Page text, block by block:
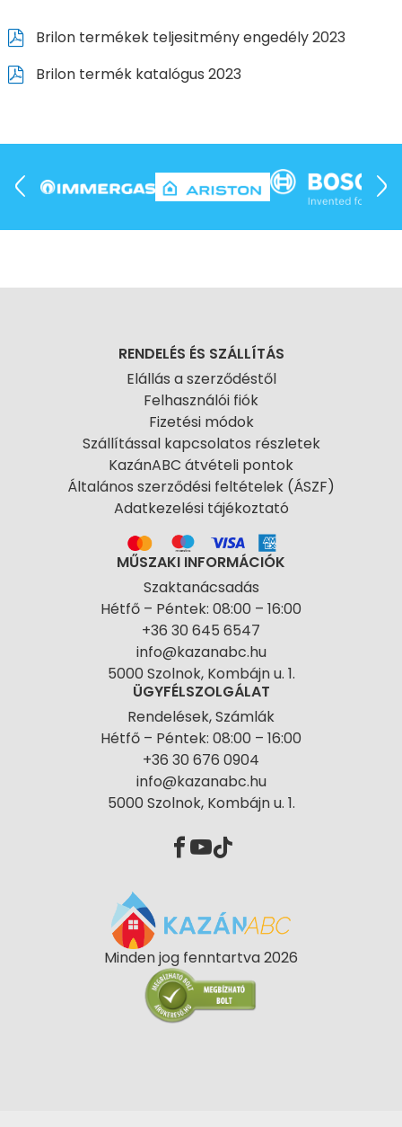
Brilon termékek teljesitmény engedély 2023
Brilon termék katalógus 2023
RENDELÉS ÉS SZÁLLÍTÁS
Elállás a szerződéstől
Felhasználói fiók
Fizetési módok
Szállítással kapcsolatos részletek
KazánABC átvételi pontok
Általános szerződési feltételek (ÁSZF)
Adatkezelési tájékoztató
MŰSZAKI INFORMÁCIÓK
Szaktanácsadás
Hétfő – Péntek: 08:00 – 16:00
+36 30 645 6547
info@kazanabc.hu
5000 Szolnok, Kombájn u. 1.
ÜGYFÉLSZOLGÁLAT
Rendelések, Számlák
Hétfő – Péntek: 08:00 – 16:00
+36 30 676 0904
info@kazanabc.hu
5000 Szolnok, Kombájn u. 1.
Minden jog fenntartva 2026